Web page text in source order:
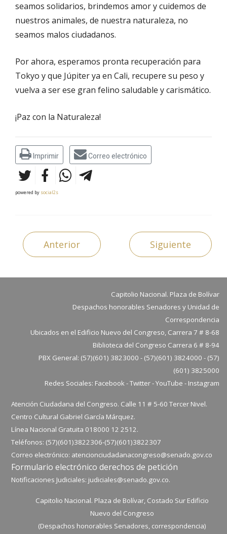
seamos solidarios, brindemos amor y cuidemos de
nuestros animales, de nuestra naturaleza, no
seamos malos ciudadanos.
Por ahora, esperamos pronta recuperación para
Tokyo y que Júpiter ya en Cali, recupere su peso y
vuelva a ser ese gran felino saludable y carismático.
¡Paz con la Naturaleza!
Imprimir Correo electrónico
powered by social2s
Anterior Siguiente
Capitolio Nacional. Plaza de Bolívar
Despachos honorables Senadores y Unidad de
Correspondencia
Ubicados en el Edificio Nuevo del Congreso, Carrera 7 # 8-68
Biblioteca del Congreso Carrera 6 # 8-94
PBX General: (57)(601) 3823000 - (57)(601) 3824000 - (57)
(601) 3825000
Redes Sociales: Facebook-Twitter-YouTube - Instagram
Atención Ciudadana del Congreso. Calle 11 # 5-60 Tercer Nivel.
Centro Cultural Gabriel García Márquez.
Línea Nacional Gratuita 018000 12 2512.
Teléfonos: (57)(601)3822306-(57)(601)3822307
Correo electrónico: atencionciudadanacongreso@senado.gov.co
Formulario electrónico derechos de petición
Notificaciones Judiciales: judiciales@senado.gov.co.
Capitolio Nacional. Plaza de Bolívar, Costado Sur Edificio
Nuevo del Congreso
(Despachos honorables Senadores, correspondencia)